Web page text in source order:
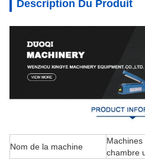
Description Du Produit
Nom de la machine
chambre